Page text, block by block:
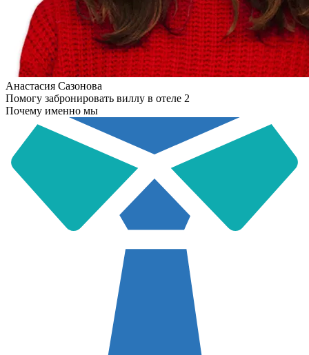
Анастасия Сазонова
Помогу забронировать виллу в отеле 2
Почему именно мы